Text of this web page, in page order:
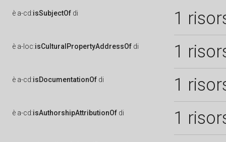
è a-cd:isSubjectOf di 1
è a-loc:isCulturalPropertyAddressOf di 1
è a-cd:isDocumentationOf di 1
è a-cd:isAuthorshipAttributionOf di 1